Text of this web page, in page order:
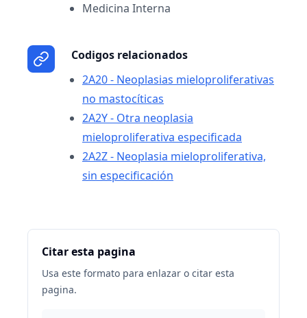
Medicina Interna
Codigos relacionados
2A20 - Neoplasias mieloproliferativas
no mastocíticas
2A2Y - Otra neoplasia
mieloproliferativa especificada
2A2Z - Neoplasia mieloproliferativa,
sin especificación
Citar esta pagina
Usa este formato para enlazar o citar esta
pagina.